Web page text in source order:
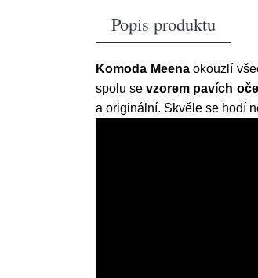
Popis produktu
Komoda Meenaokouzlí
spolu sevzorem pavích
a originální. Skvěle se hodí